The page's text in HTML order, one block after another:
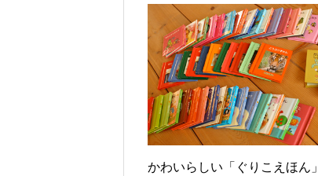
かわいらしい「ぐりこえほん」